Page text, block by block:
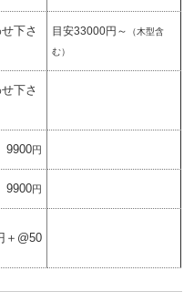
下さ
目安33000円～
（木型含
む）
下さ
9900円
9900円
＋@50